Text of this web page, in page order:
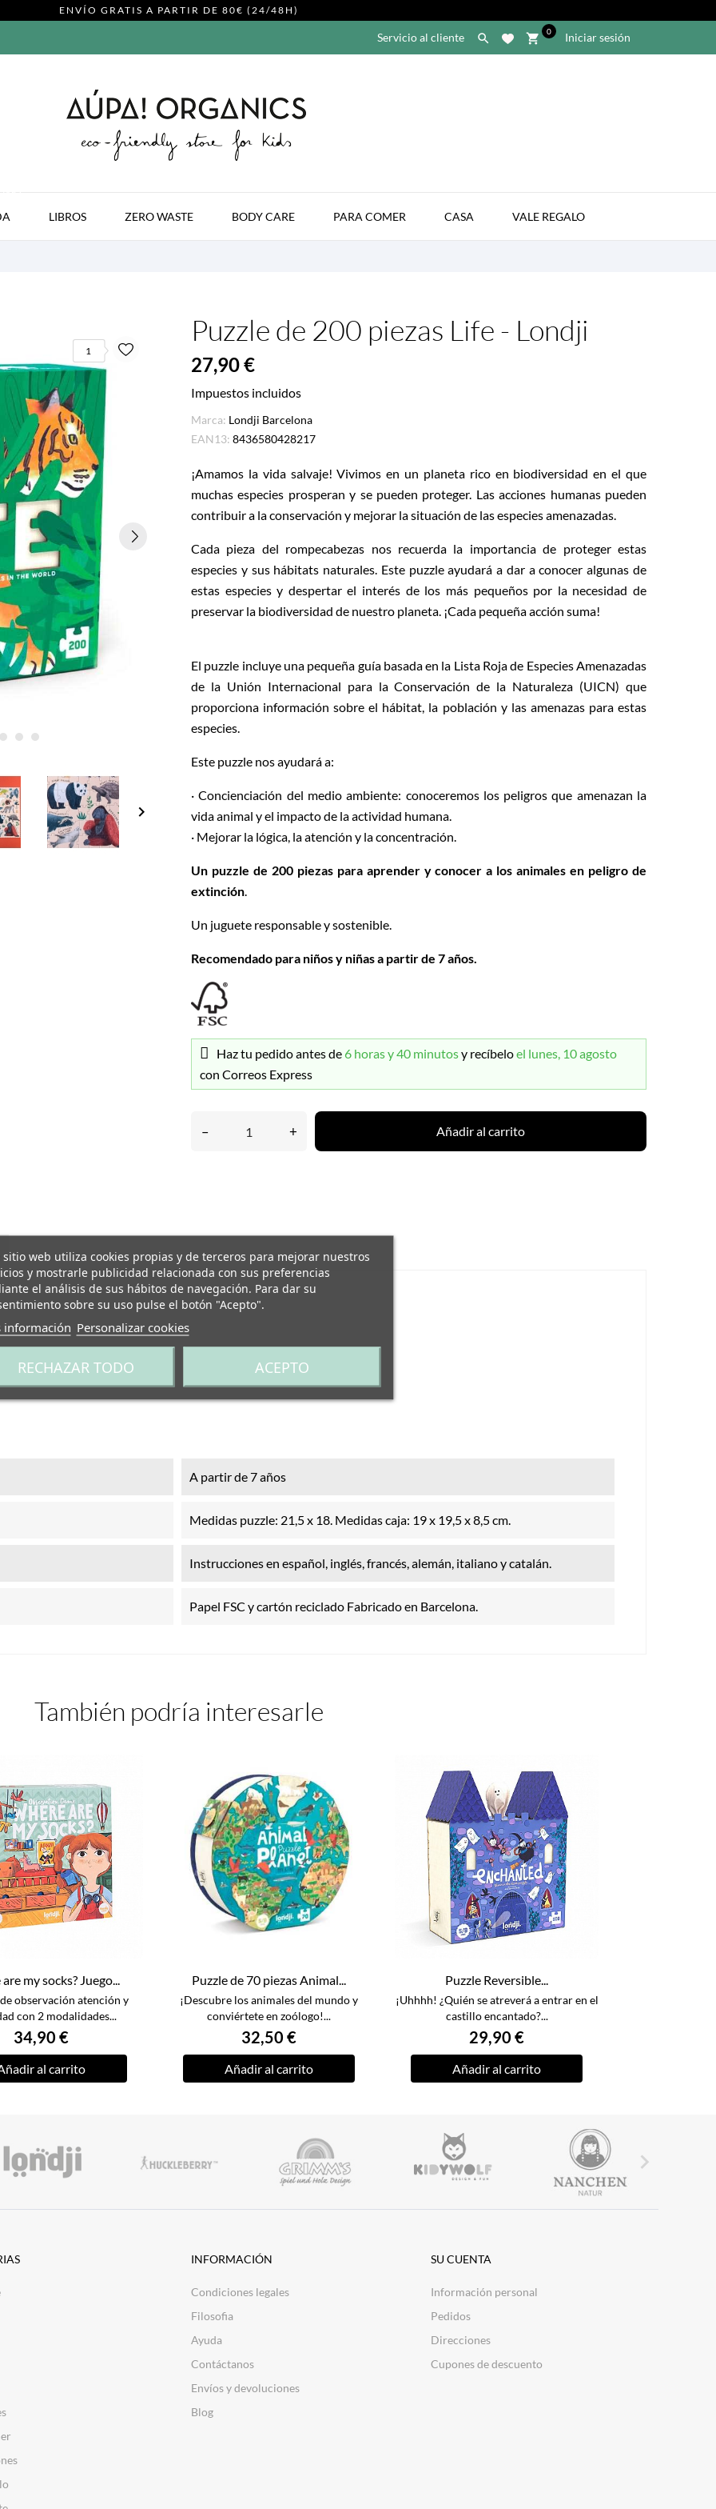
ENVÍO GRATIS A PARTIR DE 80€ (24/48H)
Servicio al cliente  shopping_cart 0 Iniciar sesión
LIBROS ZERO WASTE BODY CARE PARA COMER CASA VALE REGALO
keyboard_arrow_right
1
Puzzle de 200 piezas Life - Londji
27,90 €
Impuestos incluidos
Marca: Londji Barcelona
EAN13: 8436580428217
¡Amamos la vida salvaje! Vivimos en un planeta rico en biodiversidad en el que
muchas especies prosperan y se pueden proteger. Las acciones humanas pueden
contribuir a la conservación y mejorar la situación de las especies amenazadas.
Cada pieza del rompecabezas nos recuerda la importancia de proteger estas
especies y sus hábitats naturales. Este puzzle ayudará a dar a conocer algunas de
estas especies y despertar el interés de los más pequeños por la necesidad de
preservar la biodiversidad de nuestro planeta. ¡Cada pequeña acción suma!
El puzzle incluye una pequeña guía basada en la Lista Roja de Especies Amenazadas
de la Unión Internacional para la Conservación de la Naturaleza (UICN) que
proporciona información sobre el hábitat, la población y las amenazas para estas
especies.
Este puzzle nos ayudará a:
· Concienciación del medio ambiente: conoceremos los peligros que amenazan la
vida animal y el impacto de la actividad humana.
· Mejorar la lógica, la atención y la concentración.
Un puzzle de 200 piezas para aprender y conocer a los animales en peligro de
extinción.
Un juguete responsable y sostenible.
Recomendado para niños y niñas a partir de 7 años.
Haz tu pedido antes de 6 horas y 40 minutosy recíbeloel lunes, 10 agosto
con Correos Express
– + Añadir al carrito
A partir de 7 años
Medidas puzzle: 21,5 x 18. Medidas caja: 19 x 19,5 x 8,5 cm.
Instrucciones en español, inglés, francés, alemán, italiano y catalán.
Papel FSC y cartón reciclado Fabricado en Barcelona.
También podría interesarle
my socks? Juego...
observación atención y
con 2 modalidades...
34,90 €
al carrito
Puzzle de 70 piezas Animal...
¡Descubre los animales del mundo y
conviértete en zoólogo!...
32,50 €
Añadir al carrito
Puzzle Reversible...
¡Uhhhh! ¿Quién se atreverá a entrar en el
castillo encantado?...
29,90 €
Añadir al carrito

INFORMACIÓN
Condiciones legales
Filosofia
Ayuda
Contáctanos
Envíos y devoluciones
Blog
SU CUENTA
Información personal
Pedidos
Direcciones
Cupones de descuento
sitio web utiliza cookies propias y de terceros para mejorar nuestros
y mostrarle publicidad relacionada con sus preferencias
el análisis de sus hábitos de navegación. Para dar su
sobre su uso pulse el botón "Acepto".
información Personalizar cookies
RECHAZAR TODO ACEPTO